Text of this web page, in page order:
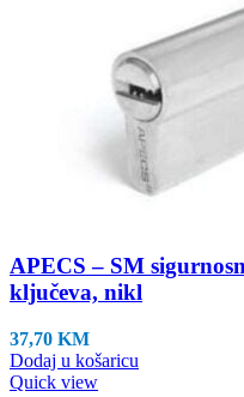
APECS – SM
ključeva, nikl
37,70 KM
Dodaj u košaricu
Quick view